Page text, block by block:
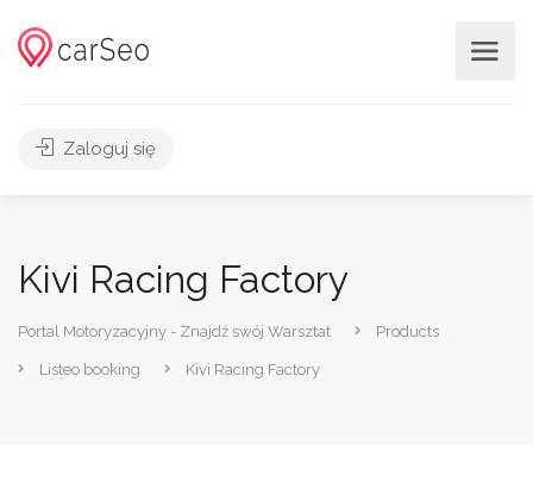
Zaloguj się
Kivi Racing Factory
Portal Motoryzacyjny - Znajdź swój Warsztat Products
Listeo booking Kivi Racing Factory